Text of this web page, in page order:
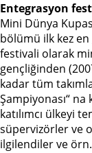
Entegrasyon
Mini Dünya
bölümü ilk kez
festivali olarak
gençliğinden
kadar tüm
Şampiyonası“ na
katılımcı ülkeyi
süpervizörler ve
ilgilendiler ve